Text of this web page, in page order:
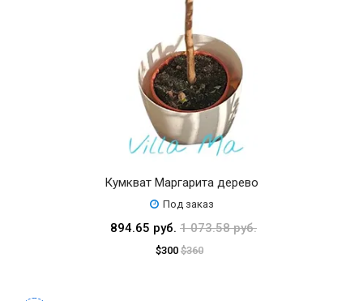
Кумкват Маргарита дерево
Под заказ
894.65 руб. 1 073.58 руб.
$300 $360